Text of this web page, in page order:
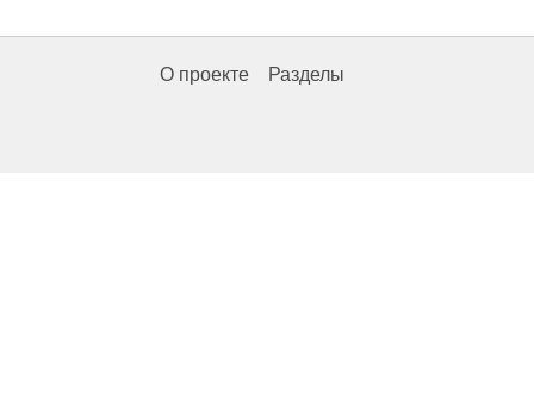
О проекте Разделы